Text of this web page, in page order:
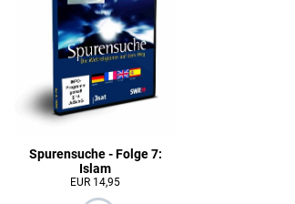
Spurensuche - Folge 7:
Islam
EUR 14,95